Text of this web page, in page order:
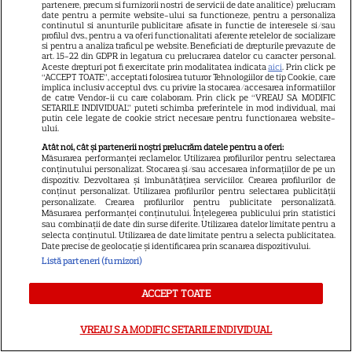
Elle
Unica
Retete practice
URMĂREȘTE-NE PE
Copyright2026Ringier Romania – Toate Drepturile rezervate
Jocurile de noroc sunt interzise minorilor.
partenere, precum si furnizorii nostri de servicii de date analitice) prelucram
date pentru a permite website-ului sa functioneze, pentru a personaliza
continutul si anunturile publicitare afisate in functie de interesele si/sau
profilul dvs., pentru a va oferi functionalitati aferente retelelor de socializare
si pentru a analiza traficul pe website. Beneficiati de drepturile prevazute de
art. 15-22 din GDPR in legatura cu prelucrarea datelor cu caracter personal.
Aceste drepturi pot fi exercitate prin modalitatea indicataaici. Prin click pe
“ACCEPT TOATE”, acceptati folosirea tuturor Tehnologiilor de tip Cookie, care
implica inclusiv acceptul dvs. cu privire la stocarea/accesarea informatiilor
de catre Vendor-ii cu care colaboram. Prin click pe “VREAU SA MODIFIC
SETARILE INDIVIDUAL” puteti schimba preferintele in mod individual, mai
putin cele legate de cookie strict necesare pentru functionarea website-
ului.
Atât noi, cât și partenerii noștri prelucrăm datele pentru a oferi:
Măsurarea performanței reclamelor. Utilizarea profilurilor pentru selectarea
conținutului personalizat. Stocarea și/sau accesarea informațiilor de pe un
dispozitiv. Dezvoltarea și îmbunătățirea serviciilor. Crearea profilurilor de
conținut personalizat. Utilizarea profilurilor pentru selectarea publicității
personalizate. Crearea profilurilor pentru publicitate personalizată.
Măsurarea performanței conținutului. Înțelegerea publicului prin statistici
sau combinații de date din surse diferite. Utilizarea datelor limitate pentru a
selecta conținutul. Utilizarea de date limitate pentru a selecta publicitatea.
Date precise de geolocație și identificarea prin scanarea dispozitivului.
Listă parteneri (furnizori)
ACCEPT TOATE
VREAU SA MODIFIC SETARILE INDIVIDUAL